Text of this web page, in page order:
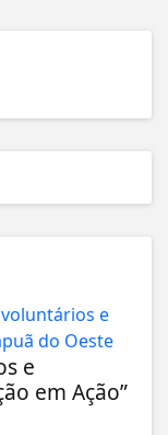
e
em Ação”